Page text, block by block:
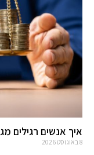
איך אנשים רגילים
8 באוגוסט 2026